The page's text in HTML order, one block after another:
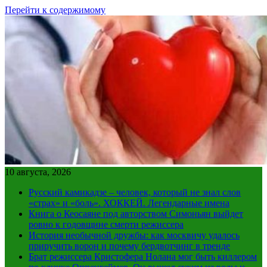
Перейти к содержимому
10 августа, 2026
Русский камикадзе – человек, который не знал слов
«страх» и «боль». ХОККЕЙ. Легендарные имена
Книга о Кеосаяне под авторством Симоньян выйдет
ровно к годовщине смерти режиссера
История необычной дружбы: как москвичу удалось
приручить ворон и почему бердвотчинг в тренде
Брат режиссера Кристофера Нолана мог быть киллером